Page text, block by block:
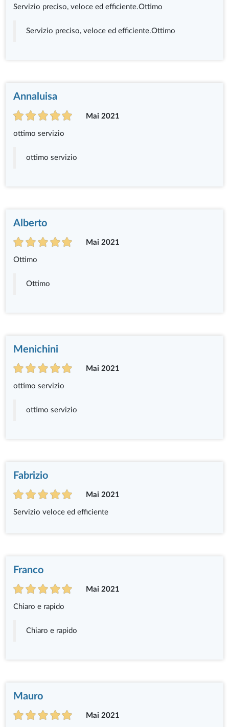
Servizio preciso, veloce ed efficiente.Ottimo
Servizio preciso, veloce ed efficiente.Ottimo
Annaluisa
Mai 2021
ottimo servizio
ottimo servizio
Alberto
Mai 2021
Ottimo
Ottimo
Menichini
Mai 2021
ottimo servizio
ottimo servizio
Fabrizio
Mai 2021
Servizio veloce ed efficiente
Franco
Mai 2021
Chiaro e rapido
Chiaro e rapido
Mauro
Mai 2021